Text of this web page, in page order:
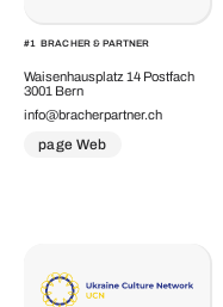
#1 BRACHER & PARTNER
Waisenhausplatz 14 Postfach
3001 Bern
info@bracherpartner.ch
page Web